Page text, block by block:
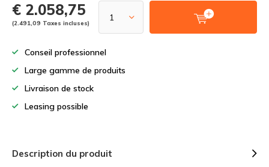
€ 2.058,75
(2.491,09 Taxes incluses)
Conseil professionnel
Large gamme de produits
Livraison de stock
Leasing possible
Description du produit